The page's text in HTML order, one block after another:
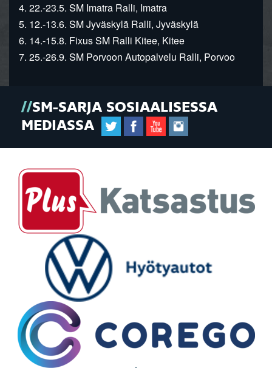
4. 22.-23.5. SM Imatra Ralli, Imatra
5. 12.-13.6. SM Jyväskylä Ralli, Jyväskylä
6. 14.-15.8. Fixus SM Ralli Kitee, Kitee
7. 25.-26.9. SM Porvoon Autopalvelu Ralli, Porvoo
SM-SARJA SOSIAALISESSA
MEDIASSA